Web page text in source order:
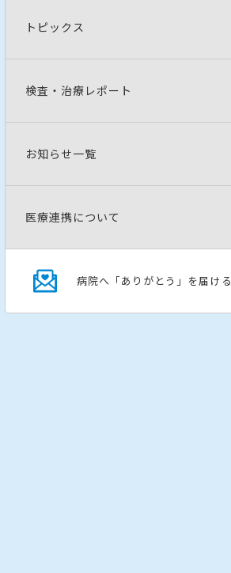
トピックス
検査・治療レポート
お知らせ一覧
医療連携について
病院へ「ありがとう」を届ける